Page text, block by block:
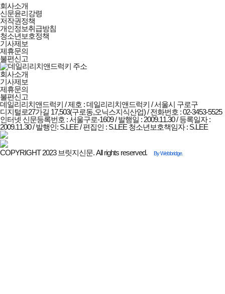
데일리리치앤드럭키
회사소개
및
정책안내
회사소개
신문윤리강령
저작권정책
개인정보취급방침
청소년보호정책
기사제보
제휴문의
불편신고
회사소개
기사제보
제휴문의
불편신고
데일리리치앤드럭키 / 제호 : 데일리리치앤드럭키 /서울시 구로구
디지털로27가길 17,503(구로동,오닉스지식산업) / 전화번호 : 02-3453-5525
인터넷 신문등록번호 : 서울구로-1609 / 발행일 : 2009.11.30 / 등록일자 :
2009.11.30 / 발행인: S.LEE / 편집인 : S.LEE 청소년보호책임자 : S.LEE
COPYRIGHT 2023 브릿지신문. All rights reserved. By Webbridge.